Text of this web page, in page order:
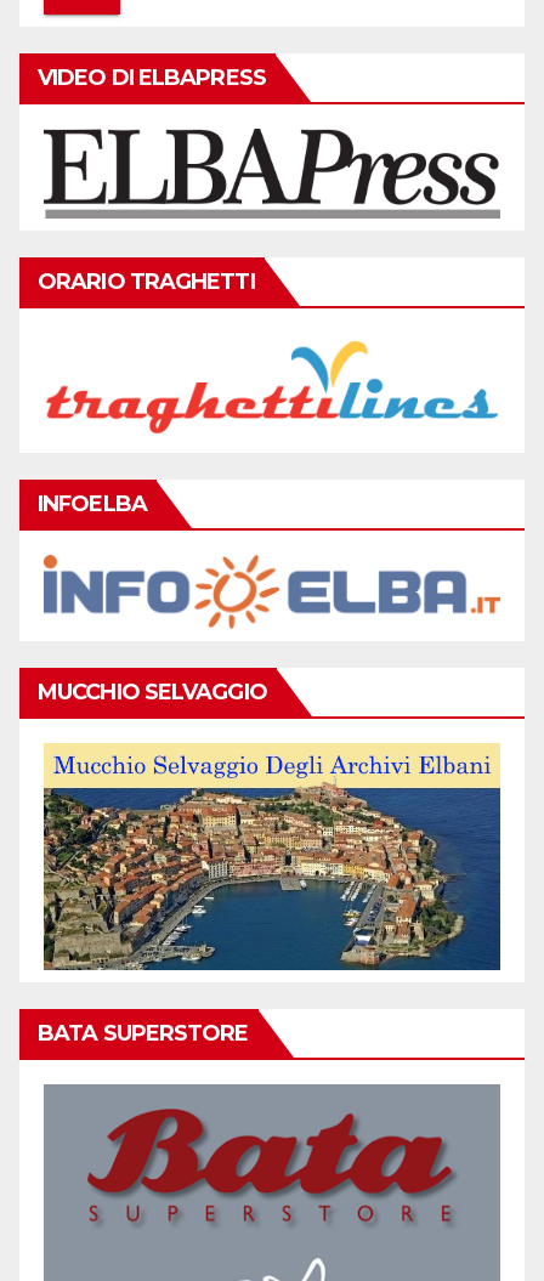
VIDEO DI ELBAPRESS
ORARIO TRAGHETTI
INFOELBA
MUCCHIO SELVAGGIO
BATA SUPERSTORE